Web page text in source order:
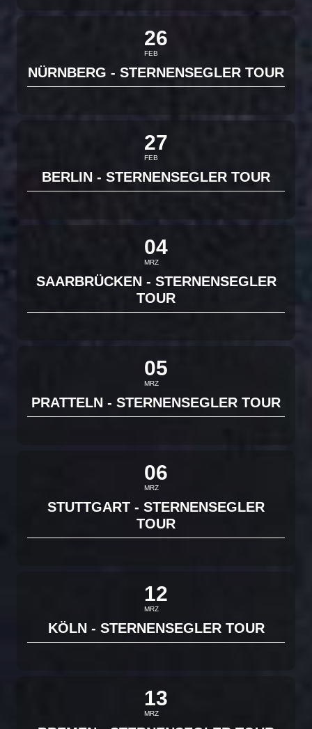
26
FEB
NÜRNBERG - STERNENSEGLER TOUR
27
FEB
BERLIN - STERNENSEGLER TOUR
04
MRZ
SAARBRÜCKEN - STERNENSEGLER
TOUR
05
MRZ
PRATTELN - STERNENSEGLER TOUR
06
MRZ
STUTTGART - STERNENSEGLER
TOUR
12
MRZ
KÖLN - STERNENSEGLER TOUR
13
MRZ